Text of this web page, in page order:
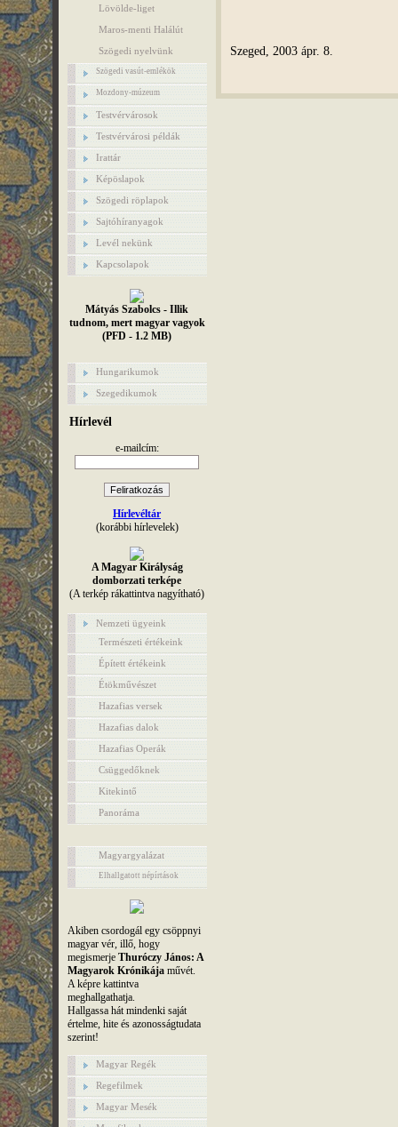
Lövölde-liget
Maros-menti Halálút
Szögedi nyelvünk
Szögedi vasút-emlékök
Mozdony-múzeum
Testvérvárosok
Testvérvárosi példák
Irattár
Képöslapok
Szögedi röplapok
Sajtóhíranyagok
Levél nekünk
Kapcsolapok
Mátyás Szabolcs - Illik
tudnom, mert magyar vagyok
(PFD - 1.2 MB)
Hungarikumok
Szegedikumok
Hírlevél
e-mailcím:
Hírlevéltár
(korábbi hírlevelek)
A Magyar Királyság
domborzati terképe
(A terkép rákattintva nagyítható)
Nemzeti ügyeink
Természeti értékeink
Épített értékeink
Étökművészet
Hazafias versek
Hazafias dalok
Hazafias Operák
Csüggedőknek
Kitekintő
Panoráma
Magyargyalázat
Elhallgatott népírtások
Akiben csordogál egy csöppnyi
magyar vér, illő, hogy
megismerje Thuróczy János: A
Magyarok Krónikájaművét.
A képre kattintva
meghallgathatja.
Hallgassa hát mindenki saját
értelme, hite és azonosságtudata
szerint!
Magyar Regék
Regefilmek
Magyar Mesék
Szeged, 2003 ápr. 8.